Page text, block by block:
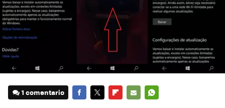
1 comentario